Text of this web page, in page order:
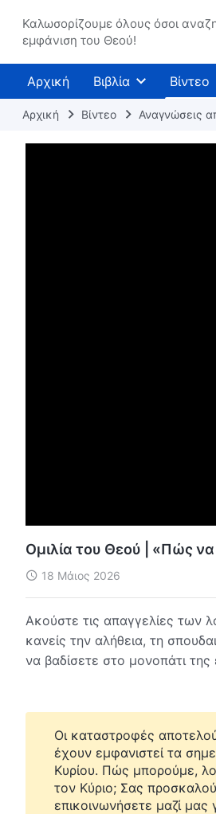
Καλωσορίζουμε όλους όσοι
εμφάνιση του Θεού!
Αρχική Βιβλία Βίντεο
Αρχική Βίντεο Αναγνώσεις
Ομιλία του Θεού | «Πώς
18 Μάιος 2026
Ακούστε τις απαγγελίες των
κανείς την αλήθεια, τη
να βαδίσετε στο μονοπάτι
Οι καταστροφές
έχουν εμφανιστεί τα
Κυρίου. Πώς μπορούμε,
τον Κύριο; Σας
επικοινωνήσετε μαζί μας